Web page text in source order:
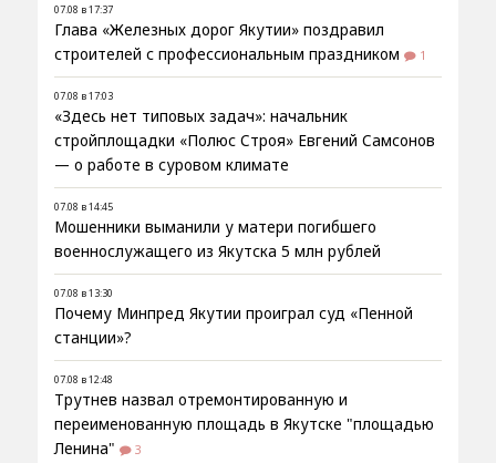
07.08 в 17:37
Глава «Железных дорог Якутии» поздравил
строителей с профессиональным праздником
1
07.08 в 17:03
«Здесь нет типовых задач»: начальник
стройплощадки «Полюс Строя» Евгений Самсонов
— о работе в суровом климате
07.08 в 14:45
Мошенники выманили у матери погибшего
военнослужащего из Якутска 5 млн рублей
07.08 в 13:30
Почему Минпред Якутии проиграл суд «Пенной
станции»?
07.08 в 12:48
Трутнев назвал отремонтированную и
переименованную площадь в Якутске "площадью
Ленина"
3